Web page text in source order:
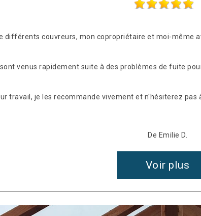
différents couvreurs, mon copropriétaire et moi-même
venus rapidement suite à des problèmes de fuite
travail, je les recommande vivement et n'hésiterez pas
De Emilie D.
Voir plus